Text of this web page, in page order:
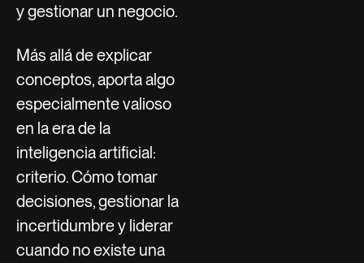
y gestionar un negocio.
Más allá de explicar
conceptos, aporta algo
especialmente valioso
en la era de la
inteligencia artificial:
criterio. Cómo tomar
decisiones, gestionar la
incertidumbre y liderar
cuando no existe una